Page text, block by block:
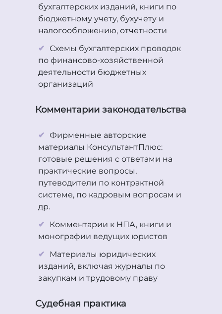
бухгалтерских изданий, книги по
бюджетному учету, бухучету и
налогообложению, отчетности
Схемы бухгалтерских проводок
по финансово-хозяйственной
деятельности бюджетных
организаций
Комментарии законодательства
Фирменные авторские
материалы КонсультантПлюс:
готовые решения с ответами на
практические вопросы,
путеводители по контрактной
системе, по кадровым вопросам и
др.
Комментарии к НПА, книги и
монографии ведущих юристов
Материалы юридических
изданий, включая журналы по
закупкам и трудовому праву
Судебная практика